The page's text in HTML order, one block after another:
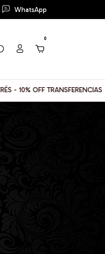
WhatsApp
0
OFF TRANSFERENCIAS 📦